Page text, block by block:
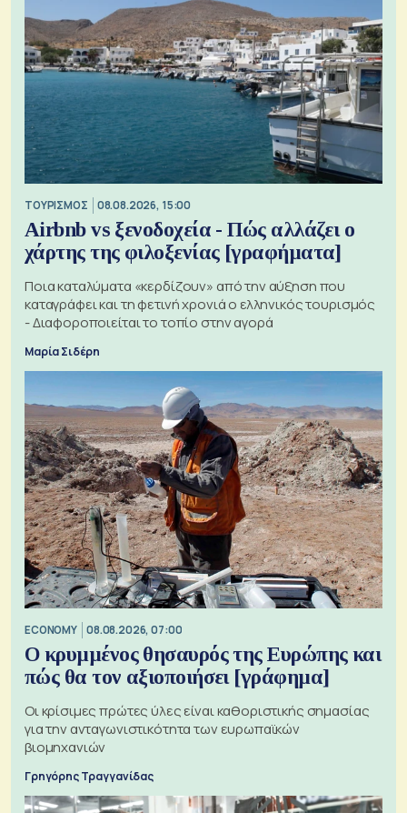
ΤΟΥΡΙΣΜΟΣ 08.08.2026, 15:00
Airbnb vs ξενοδοχεία - Πώς αλλάζει ο
χάρτης της φιλοξενίας [γραφήματα]
Ποια καταλύματα «κερδίζουν» από την αύξηση που
καταγράφει και τη φετινή χρονιά ο ελληνικός τουρισμός
- Διαφοροποιείται το τοπίο στην αγορά
Μαρία Σιδέρη
ECONOMY 08.08.2026, 07:00
Ο κρυμμένος θησαυρός της Ευρώπης και
πώς θα τον αξιοποιήσει [γράφημα]
Οι κρίσιμες πρώτες ύλες είναι καθοριστικής σημασίας
για την ανταγωνιστικότητα των ευρωπαϊκών
βιομηχανιών
Γρηγόρης Τραγγανίδας